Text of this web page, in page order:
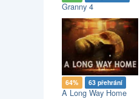
Granny 4
64% 63 přehrání
A Long Way Home